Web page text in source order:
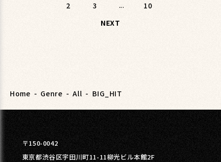
2 3 ...
10
NEXT
Home - Genre - All - BIG_HIT
〒150-0042
東京都渋谷区宇田川町11-11柳光ビル本館2F